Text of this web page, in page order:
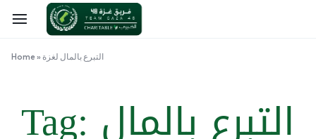
Home» التبرع بالمال لغزة
Tag: التبرع بالمال